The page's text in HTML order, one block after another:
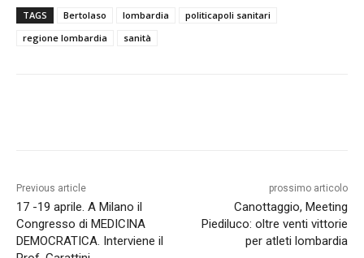
TAGS Bertolaso lombardia
politicapoli sanitari
regione lombardia
sanità
Previous article
17 -19 aprile. A Milano il
Congresso di MEDICINA
DEMOCRATICA. Interviene il
prossimo articolo
Canottaggio, Meeting
Piediluco: oltre venti vittorie
per atleti lombardia